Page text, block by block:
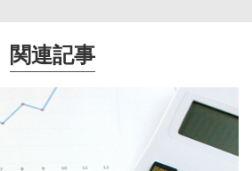
関連記事